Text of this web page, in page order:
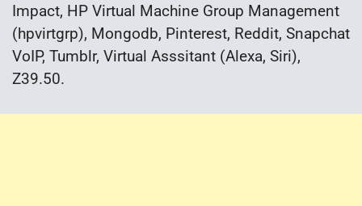
Impact, HP Virtual Machine Group Management
(hpvirtgrp), Mongodb, Pinterest, Reddit, Snapchat
VoIP, Tumblr, Virtual Asssitant (Alexa, Siri),
Z39.50.